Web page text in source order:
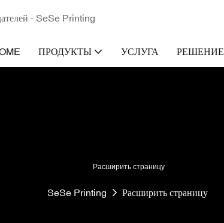
- SeSe Printing
ПРОДУКТЫ УСЛУГА РЕШЕНИЕ
Расширить страницу
SeSe Printing Расширить страницу